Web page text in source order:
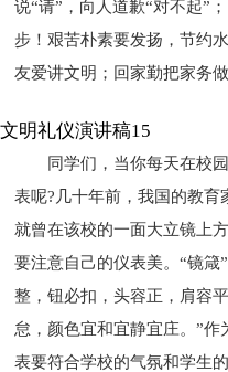
说“请”，向人道歉“对不起”
步！艰苦朴素要发扬，节约
友爱讲文明；回家勤把家务
文明礼仪演讲稿15
同学们，当你每天在校
表呢?几十年前，我国的教
就曾在该校的一面大立镜上
要注意自己的仪表美。“镜箴
整，钮必扣，头容正，肩容
怠，颜色宜和宜静宜庄。”
表要符合学校的气氛和学生